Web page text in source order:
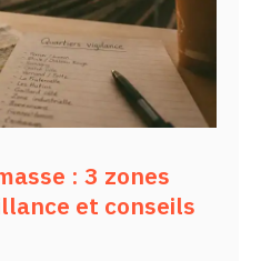
: 3 zones
et conseils